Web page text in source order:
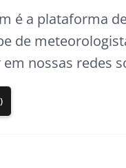
é a plataforma
de
nossas redes